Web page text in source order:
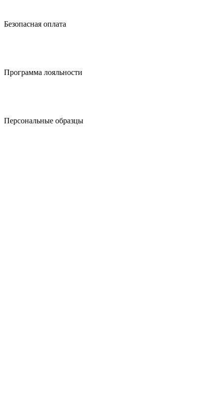
Безопасная оплата
Программа лояльности
Персональные образцы